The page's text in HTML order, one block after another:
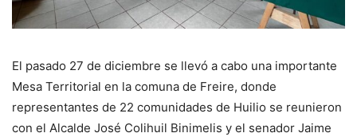
El pasado 27 de diciembre se llevó a cabo una importante
Mesa Territorial en la comuna de Freire, donde
representantes de 22 comunidades de Huilio se reunieron
con el Alcalde José Colihuil Binimelis y el senador Jaime